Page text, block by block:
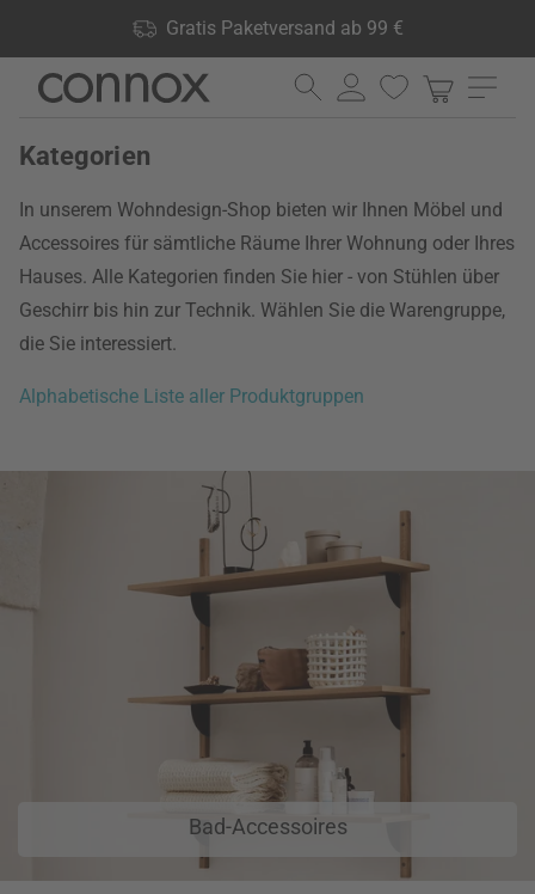
Gratis Paketversand ab 99 €
lagernd, 60 Tage Rückgaberecht
Direkt
Seiteninhalt
springen
Direkt
Suchfeld
springen
Kategorien
In unserem Wohndesign-Shop bieten wir Ihnen Möbel und
Accessoires für sämtliche Räume Ihrer Wohnung oder Ihres
Hauses. Alle Kategorien finden Sie hier - von Stühlen über
Geschirr bis hin zur Technik. Wählen Sie die Warengruppe,
die Sie interessiert.
Alphabetische Liste aller Produktgruppen
Bad-Accessoires